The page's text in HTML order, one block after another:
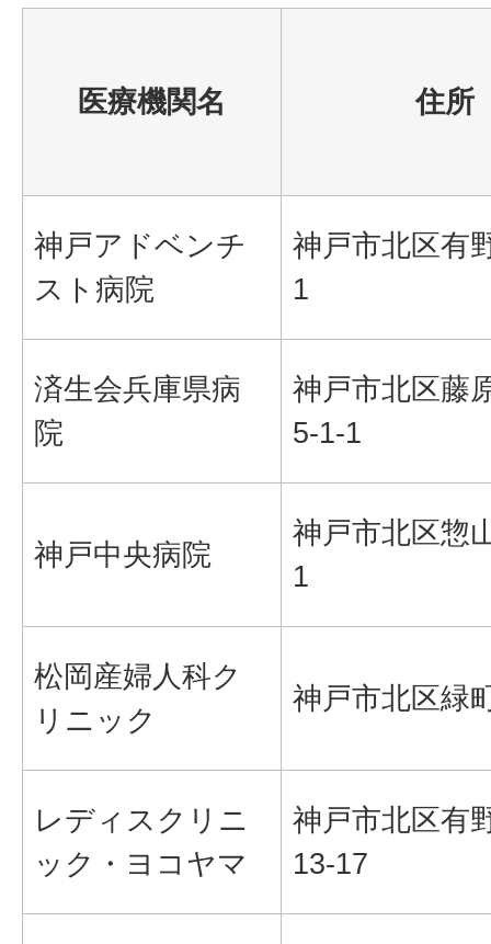
医療機関名 住所
神戸アドベンチ
スト病院
神戸市北区有
1
済生会兵庫県病
院
神戸市北区藤
5-1-1
神戸中央病院
神戸市北区惣
1
松岡産婦人科ク
リニック
神戸市北区緑
レディスクリニ
ック・ヨコヤマ
神戸市北区有
13-17